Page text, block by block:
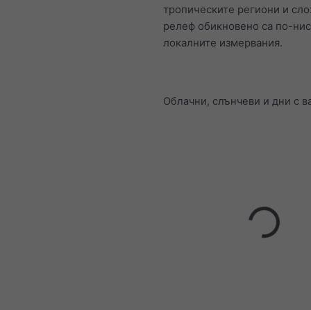
тропическите региони и
релеф обикновено са по-
локалните измервания.
Облачни, слънчеви и дни с